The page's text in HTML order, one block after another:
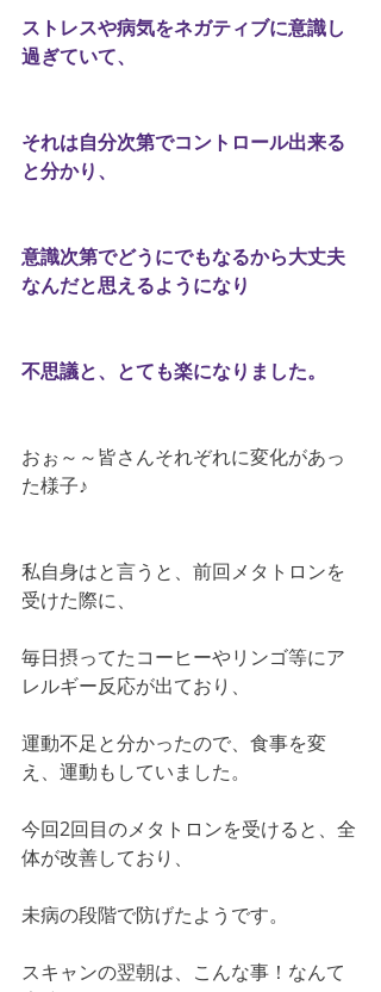
ストレスや病気をネガティブに意識し
過ぎていて、
それは自分次第でコントロール出来る
と分かり、
意識次第でどうにでもなるから大丈夫
なんだと思えるようになり
不思議と、とても楽になりました。
おぉ～～皆さんそれぞれに変化があっ
た様子♪
私自身はと言うと、前回メタトロンを
受けた際に、
毎日摂ってたコーヒーやリンゴ等にア
レルギー反応が出ており、
運動不足と分かったので、食事を変
え、運動もしていました。
今回2回目のメタトロンを受けると、全
体が改善しており、
未病の段階で防げたようです。
スキャンの翌朝は、こんな事！なんて